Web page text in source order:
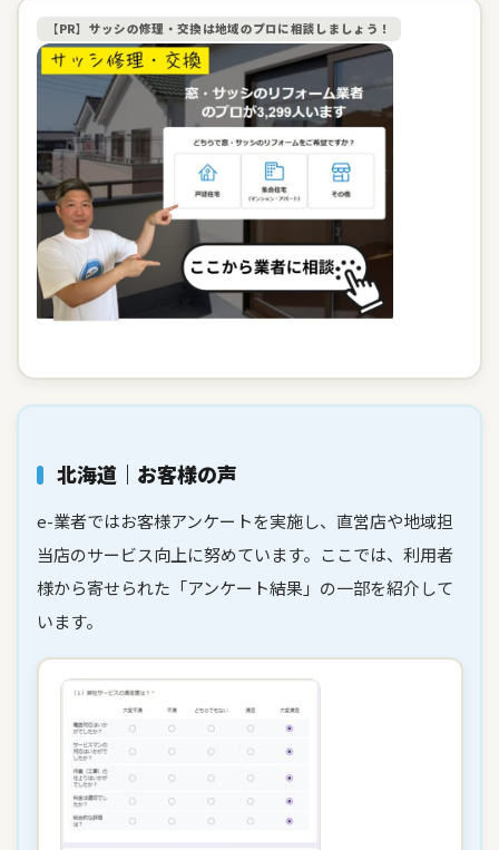
【PR】サッシの修理・交換は地域のプロに相談しましょう！
北海道｜お客様の声
e-業者ではお客様アンケートを実施し、直営店や地域担
当店のサービス向上に努めています。ここでは、利用者
様から寄せられた「アンケート結果」の一部を紹介して
います。